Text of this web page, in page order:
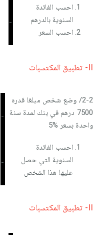
-
احسب الفائدة
السنوية بالدرهم
احسب السعر
II- تطبيق المكتسبات
-
2-2/ وضع شخص مبلغا قدره
7500 درهم في بنك لمدة سنة
واحدة بسعر %5
-
احسب الفائدة
السنوية التي حصل
عليها هذا الشخص
II- تطبيق المكتسبات